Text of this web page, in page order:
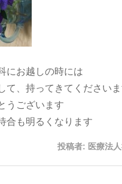
にお越しの時には
て、持ってきてください
うございます
合も明るくなります
投稿者: 医療法